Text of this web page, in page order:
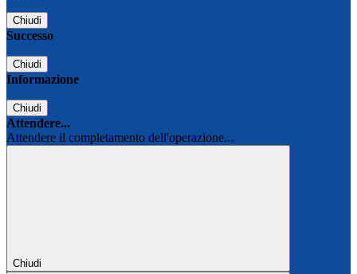
Chiudi
Successo
Chiudi
Informazione
Chiudi
Attendere...
Attendere il completamento dell'operazione...
Chiudi